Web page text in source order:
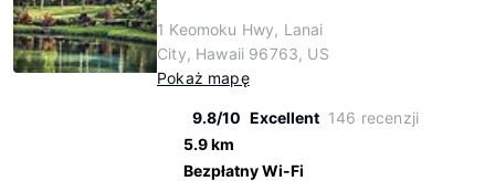
1 Keomoku Hwy, Lanai
City, Hawaii 96763, US
Pokaż mapę
9.8/10 Excellent 146 recenzji
5.9 km
Bezpłatny Wi-Fi